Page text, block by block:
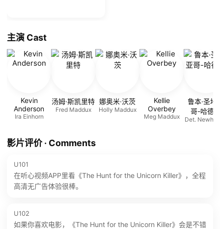
主演 Cast
Kevin
Anderson
Ira Einhorn
汤姆·斯凯里特
Fred Maddux
娜奥米·沃茨
Holly Maddux
Kellie
Overbey
Meg Maddux
鲁本·圣地
哥-哈德
Det.
影片评价 · Comments
U101
在听心视频APP里看《The Hunt for the Unicorn Killer》，全程
高清无广告体验很棒。
U102
如果你喜欢电影，《The Hunt for the Unicorn Killer》会是不错